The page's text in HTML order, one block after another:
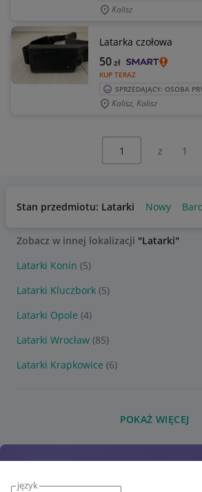
język
Kalisz
Latarka czołowa
KUP TERAZ
50zł
SPRZEDAJĄCY: OSOBA
Kalisz, Kalisz
z 1
Stan przedmiotu: Latarki Nowy
Zobacz w innej lokalizacji "Latarki"
Latarki Konin (5)
Latarki Kluczbork (5)
Latarki Opole (4)
Latarki Wrocław (85)
Latarki Krapkowice (6)
POKAŻ WIĘCEJ